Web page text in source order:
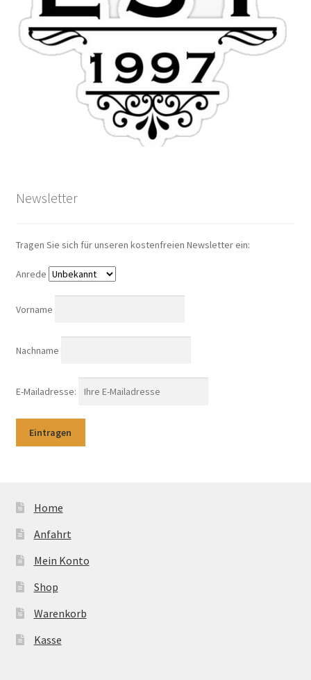
Newsletter
Tragen Sie sich für unseren kostenfreien Newsletter ein:
Anrede
Vorname
Nachname
E-Mailadresse:
Home
Anfahrt
Mein Konto
Shop
Warenkorb
Kasse